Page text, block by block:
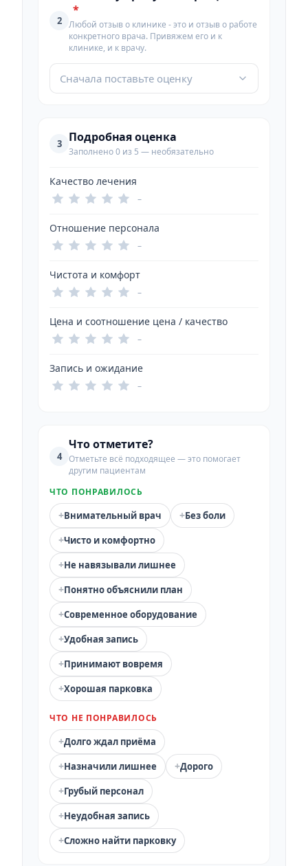
2
*
Любой отзыв о клинике - это и отзыв о работе
конкретного врача. Привяжем его и к
клинике, и к врачу.
Сначала поставьте оценку
3 Подробная оценка
Заполнено 0 из 5 — необязательно
Качество лечения
–
Отношение персонала
–
Чистота и комфорт
–
Цена и соотношение цена / качество
–
Запись и ожидание
–
4
Что отметите?
Отметьте всё подходящее — это помогает
другим пациентам
ЧТО ПОНРАВИЛОСЬ
+Внимательный врач +Без боли
+Чисто и комфортно
+Не навязывали лишнее
+Понятно объяснили план
+Современное оборудование
+Удобная запись
+Принимают вовремя
+Хорошая парковка
ЧТО НЕ ПОНРАВИЛОСЬ
+Долго ждал приёма
+Назначили лишнее +Дорого
+Грубый персонал
+Неудобная запись
+Сложно найти парковку